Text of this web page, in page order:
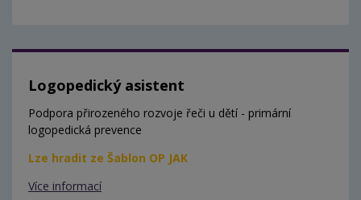
Logopedický asistent
Podpora přirozeného rozvoje řeči u dětí - primární
logopedická prevence
Lze hradit ze Šablon OP JAK
Více informací